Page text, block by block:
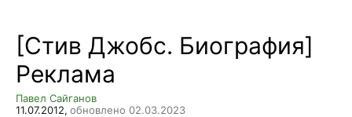
[Стив Джобс. Биография]
Реклама
Павел Сайганов
11.07.2012, обновлено 02.03.2023